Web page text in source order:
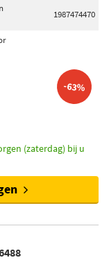
1987474470
-63%
(zaterdag) bij u